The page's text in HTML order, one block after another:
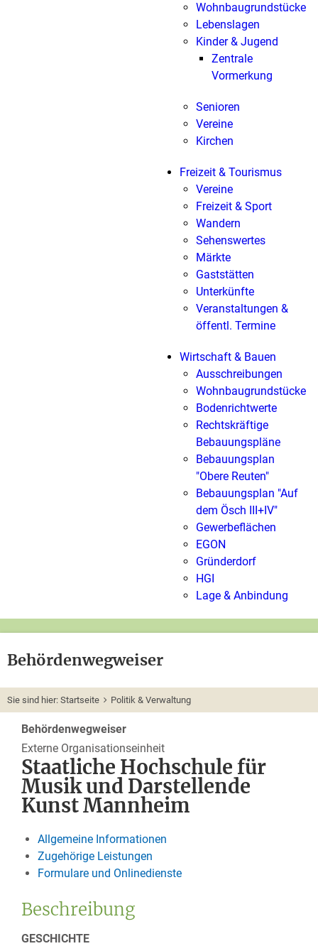
Wohnbaugrundstücke
Lebenslagen
Kinder & Jugend
Zentrale
Vormerkung
Senioren
Vereine
Kirchen
Freizeit & Tourismus
Vereine
Freizeit & Sport
Wandern
Sehenswertes
Märkte
Gaststätten
Unterkünfte
Veranstaltungen &
öffentl. Termine
Wirtschaft & Bauen
Ausschreibungen
Wohnbaugrundstücke
Bodenrichtwerte
Rechtskräftige
Bebauungspläne
Bebauungsplan
"Obere Reuten"
Bebauungsplan "Auf
dem Ösch III+IV"
Gewerbeflächen
EGON
Gründerdorf
HGI
Lage & Anbindung
Behördenwegweiser
Sie sind hier: Startseite Politik & Verwaltung
Behördenwegweiser
Externe Organisationseinheit
Staatliche Hochschule für
Musik und Darstellende
Kunst Mannheim
Allgemeine Informationen
Zugehörige Leistungen
Formulare und Onlinedienste
Beschreibung
GESCHICHTE